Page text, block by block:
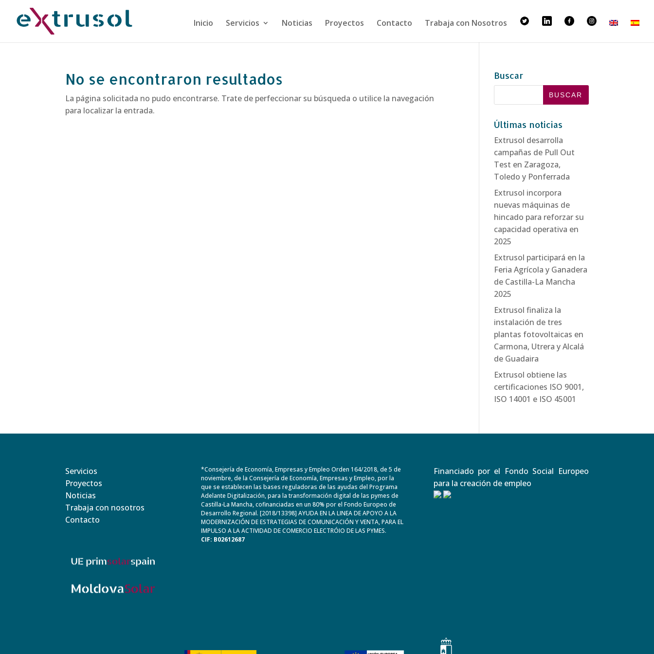
Inicio Servicios Noticias Proyectos Contacto Trabaja con Nosotros
No se encontraron resultados
La página solicitada no pudo encontrarse. Trate de perfeccionar su búsqueda o utilice la navegación
para localizar la entrada.
Buscar
Últimas noticias
Extrusol desarrolla
campañas de Pull Out
Test en Zaragoza,
Toledo y Ponferrada
Extrusol incorpora
nuevas máquinas de
hincado para reforzar su
capacidad operativa en
2025
Extrusol participará en la
Feria Agrícola y Ganadera
de Castilla-La Mancha
2025
Extrusol finaliza la
instalación de tres
plantas fotovoltaicas en
Carmona, Utrera y Alcalá
de Guadaira
Extrusol obtiene las
certificaciones ISO 9001,
ISO 14001 e ISO 45001
Servicios
Proyectos
Noticias
Trabaja con nosotros
Contacto
*Consejería de Economía, Empresas y Empleo Orden 164/2018, de 5 de
noviembre, de la Consejería de Economía, Empresas y Empleo, por la
que se establecen las bases reguladoras de las ayudas del Programa
Adelante Digitalización, para la transformación digital de las pymes de
Castilla-La Mancha, cofinanciadas en un 80% por el Fondo Europeo de
Desarrollo Regional. [2018/13398] AYUDA EN LA LINEA DE APOYO A LA
MODERNIZACIÓN DE ESTRATEGIAS DE COMUNICACIÓN Y VENTA, PARA EL
IMPULSO A LA ACTIVIDAD DE COMERCIO ELECTRÓIO DE LAS PYMES.
CIF: B02612687
Financiado por el Fondo Social Europeo
para la creación de empleo